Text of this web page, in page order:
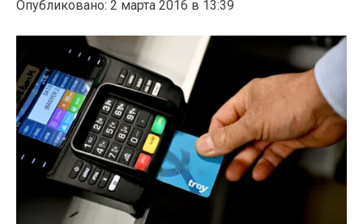
Опубликовано: 2 марта 2016 в 13:39